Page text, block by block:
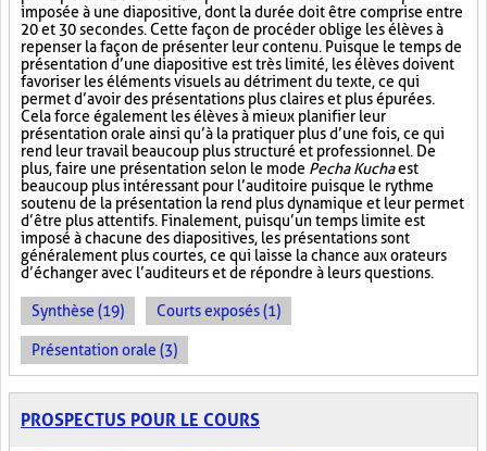
imposée à une diapositive, dont la durée doit être comprise entre
20 et 30 secondes. Cette façon de procéder oblige les élèves à
repenser la façon de présenter leur contenu. Puisque le temps de
présentation d’une diapositive est très limité, les élèves doivent
favoriser les éléments visuels au détriment du texte, ce qui
permet d’avoir des présentations plus claires et plus épurées.
Cela force également les élèves à mieux planifier leur
présentation orale ainsi qu’à la pratiquer plus d’une fois, ce qui
rend leur travail beaucoup plus structuré et professionnel. De
plus, faire une présentation selon le mode Pecha Kuchaest
beaucoup plus intéressant pour l’auditoire puisque le rythme
soutenu de la présentation la rend plus dynamique et leur permet
d’être plus attentifs. Finalement, puisqu’un temps limite est
imposé à chacune des diapositives, les présentations sont
généralement plus courtes, ce qui laisse la chance aux orateurs
d’échanger avec l’auditeurs et de répondre à leurs questions.
Synthèse (19) Courts exposés (1)
Présentation orale (3)
PROSPECTUS POUR LE COURS